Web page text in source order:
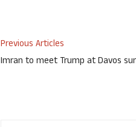
Previous Articles
Imran to meet Trump at Davos